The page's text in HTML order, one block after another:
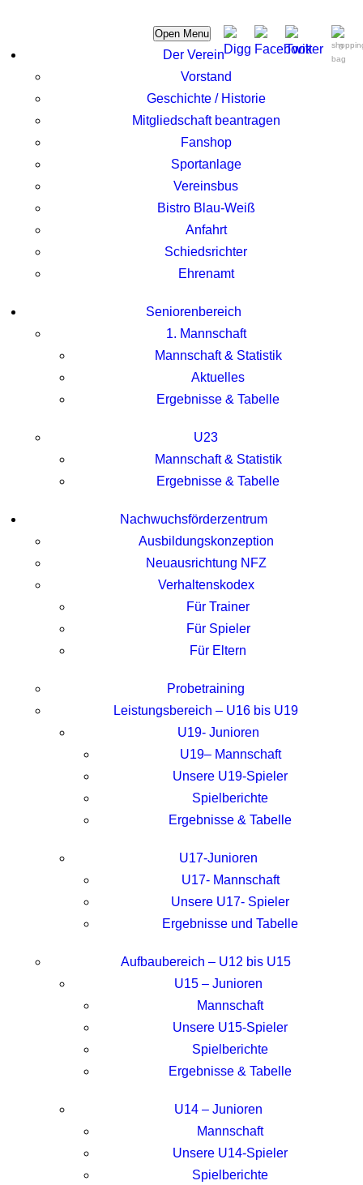
0
Open Menu
Der Verein
Vorstand
Geschichte / Historie
Mitgliedschaft beantragen
Fanshop
Sportanlage
Vereinsbus
Bistro Blau-Weiß
Anfahrt
Schiedsrichter
Ehrenamt
Seniorenbereich
1. Mannschaft
Mannschaft & Statistik
Aktuelles
Ergebnisse & Tabelle
U23
Mannschaft & Statistik
Ergebnisse & Tabelle
Nachwuchsförderzentrum
Ausbildungskonzeption
Neuausrichtung NFZ
Verhaltenskodex
Für Trainer
Für Spieler
Für Eltern
Probetraining
Leistungsbereich – U16 bis U19
U19- Junioren
U19– Mannschaft
Unsere U19-Spieler
Spielberichte
Ergebnisse & Tabelle
U17-Junioren
U17- Mannschaft
Unsere U17- Spieler
Ergebnisse und Tabelle
Aufbaubereich – U12 bis U15
U15 – Junioren
Mannschaft
Unsere U15-Spieler
Spielberichte
Ergebnisse & Tabelle
U14 – Junioren
Mannschaft
Unsere U14-Spieler
Spielberichte